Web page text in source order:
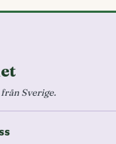
Sverige.